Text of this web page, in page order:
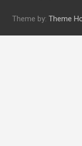
Theme by: Theme